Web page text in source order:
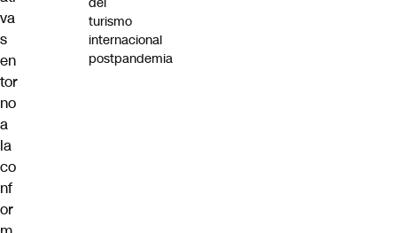
va
s
en
tor
no
a
la
co
nf
or
turismo
internacional
postpandemia